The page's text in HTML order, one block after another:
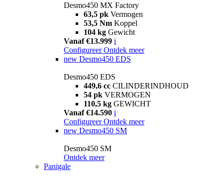
Desmo450 MX Factory
63,5 pk Vermogen
53,5 Nm Koppel
104 kg Gewicht
Vanaf €13.999 i
Configureer Ontdek meer
new Desmo450 EDS
Desmo450 EDS
449,6 cc CILINDERINDHOUD
54 pk VERMOGEN
110,5 kg GEWICHT
Vanaf €14.590 i
Configureer Ontdek meer
new Desmo450 SM
Desmo450 SM
Ontdek meer
Panigale